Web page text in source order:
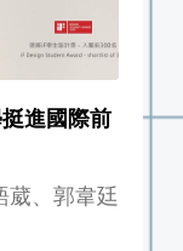
進國際前
葳、郭韋廷